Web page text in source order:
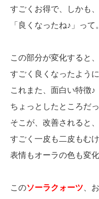
すごくお得で、しかも
「良くなったね♪」って。
この部分が変化すると、
すごく良くなったよう
これまた、面白い特徴♪
ちょっとしたところだ
そこが、改善されると、
すごく一皮も二皮もむけ
表情もオーラの色も変
このソーラクォーツ 、